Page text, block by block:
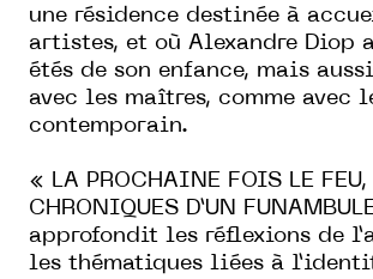
une résidence destinée à
artistes, et où Alexandre Diop
étés de son enfance, mais
avec les maîtres, comme avec
contemporain.
« LA PROCHAINE FOIS LE FEU,
CHRONIQUES D’UN
approfondit les réflexions de
les thématiques liées à